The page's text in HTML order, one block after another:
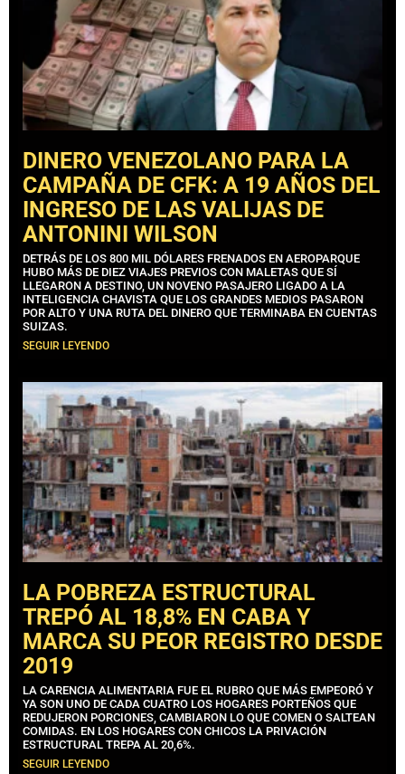
DINERO VENEZOLANO PARA LA
CAMPAÑA DE CFK: A 19 AÑOS DEL
INGRESO DE LAS VALIJAS DE
ANTONINI WILSON
DETRÁS DE LOS 800 MIL DÓLARES FRENADOS EN AEROPARQUE
HUBO MÁS DE DIEZ VIAJES PREVIOS CON MALETAS QUE SÍ
LLEGARON A DESTINO, UN NOVENO PASAJERO LIGADO A LA
INTELIGENCIA CHAVISTA QUE LOS GRANDES MEDIOS PASARON
POR ALTO Y UNA RUTA DEL DINERO QUE TERMINABA EN CUENTAS
SUIZAS.
SEGUIR LEYENDO
LA POBREZA ESTRUCTURAL
TREPÓ AL 18,8% EN CABA Y
MARCA SU PEOR REGISTRO DESDE
2019
LA CARENCIA ALIMENTARIA FUE EL RUBRO QUE MÁS EMPEORÓ Y
YA SON UNO DE CADA CUATRO LOS HOGARES PORTEÑOS QUE
REDUJERON PORCIONES, CAMBIARON LO QUE COMEN O SALTEAN
COMIDAS. EN LOS HOGARES CON CHICOS LA PRIVACIÓN
ESTRUCTURAL TREPA AL 20,6%.
SEGUIR LEYENDO